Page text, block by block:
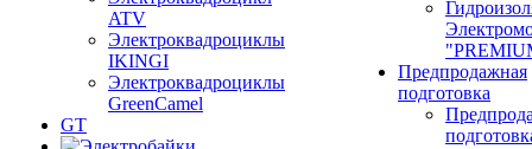
ATV
Электроквадроциклы
IKINGI
Электроквадроциклы
GreenCamel
GT
Предпродажная
подготовка